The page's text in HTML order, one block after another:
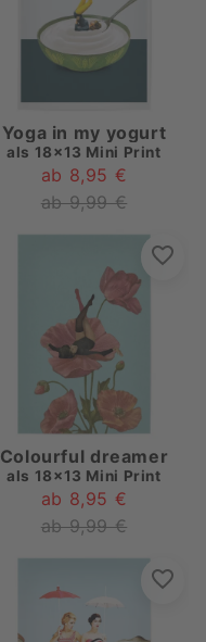
Yoga in my yogurt
als 18x13 Mini Print
ab 8,95 €
ab 9,99 €
Colourful dreamer
als 18x13 Mini Print
ab 8,95 €
ab 9,99 €